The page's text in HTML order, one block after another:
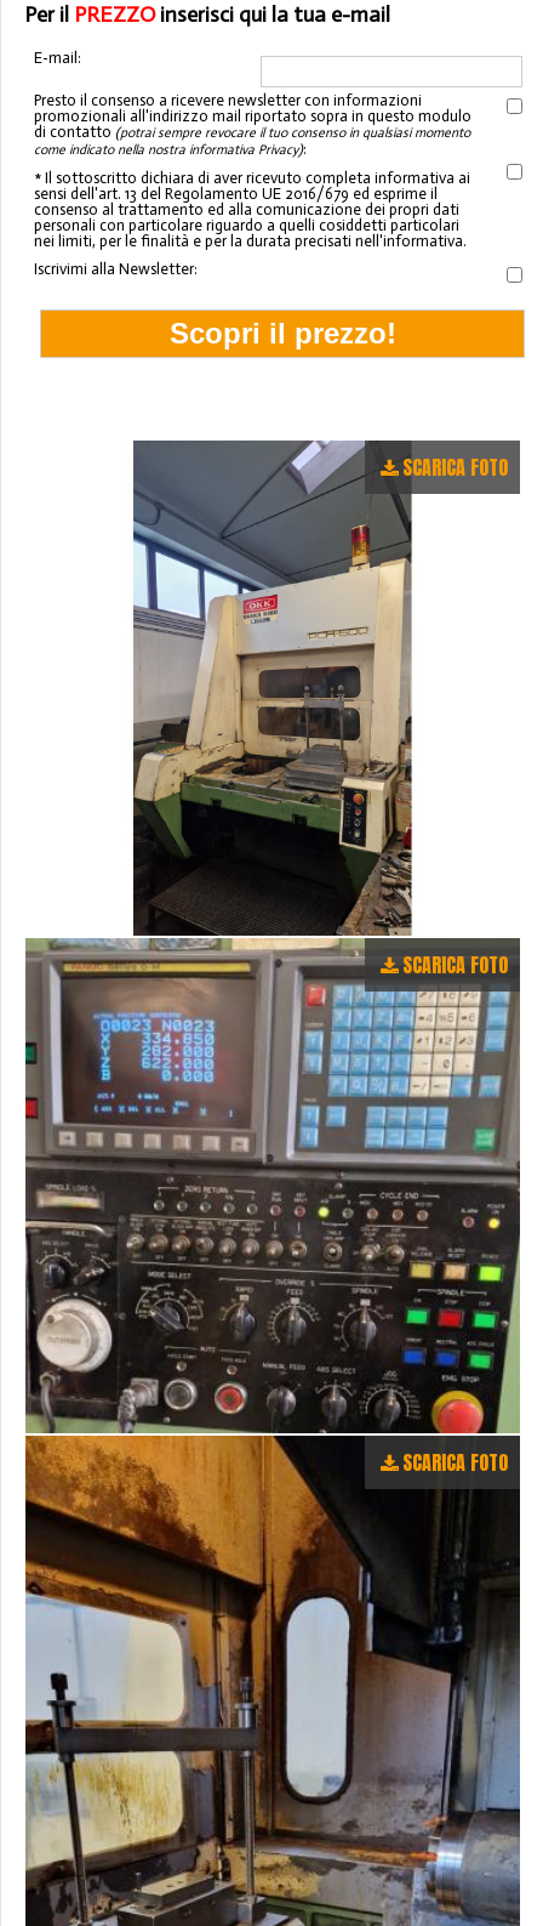
Per il PREZZOinserisci qui la tua e-mail
E-mail:
Presto il consenso a ricevere newsletter con informazioni
promozionali all'indirizzo mail riportato sopra in questo modulo
di contatto (potrai sempre revocare il tuo consenso in qualsiasi momento
come indicato nella nostra informativa Privacy):
* Il sottoscritto dichiara di aver ricevuto completa informativa ai
sensi dell'art. 13 del Regolamento UE 2016/679 ed esprime il
consenso al trattamento ed alla comunicazione dei propri dati
personali con particolare riguardo a quelli cosiddetti particolari
nei limiti, per le finalità e per la durata precisati nell'informativa.
Iscrivimi alla Newsletter:
SCARICA FOTO
SCARICA FOTO
SCARICA FOTO